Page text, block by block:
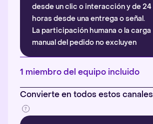
desde un clic o interacción y de 24
horas desde una entrega o señal.
La participación humana o la carga
manual del pedido no excluyen
automáticamente la atribución.
Más información
1 miembro del equipo incluido
Convierte en todos estos canales